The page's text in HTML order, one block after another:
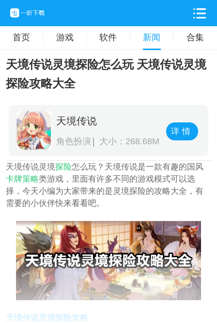
首页 游戏 软件 新闻 合集
天境传说灵境探险怎么玩 天境传说灵境
探险攻略大全
天境传说
角色扮演 大小：268.68M
详情
天境传说灵境探险怎么玩？天境传说是一款有趣的国风
卡牌策略类游戏，里面有许多不同的游戏模式可以选
择，今天小编为大家带来的是灵境探险的攻略大全，有
需要的小伙伴快来看看吧。
天境传说灵境探险攻略